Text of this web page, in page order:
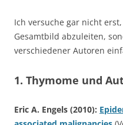
Ich versuche gar nicht
Gesamtbild abzuleiten,
verschiedener Autoren
1. Thymome und
Eric A. Engels (2010):